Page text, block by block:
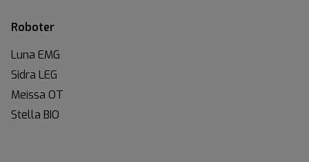
Roboter
Luna EMG
Sidra LEG
Meissa OT
Stella BIO